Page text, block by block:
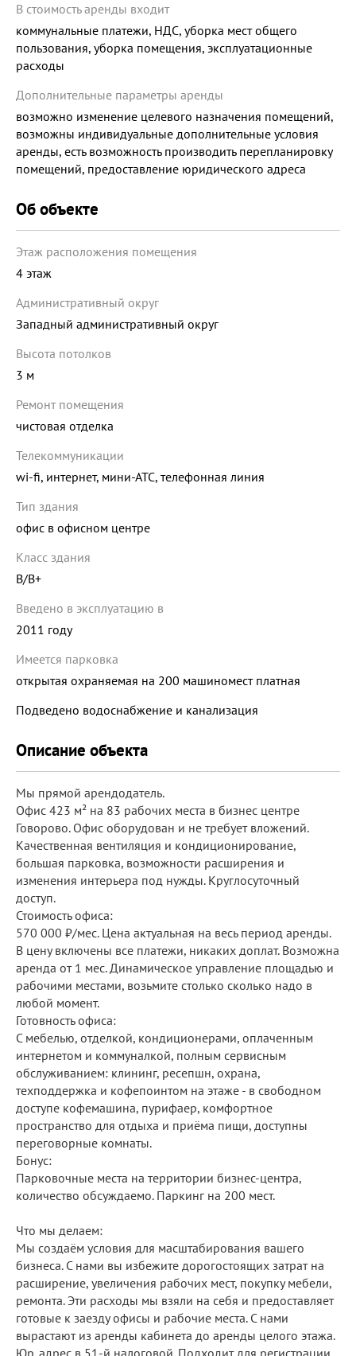
В стоимость аренды входит
коммунальные платежи, НДС, уборка мест общего
пользования, уборка помещения, эксплуатационные
расходы
Дополнительные параметры аренды
возможно изменение целевого назначения помещений,
возможны индивидуальные дополнительные условия
аренды, есть возможность производить перепланировку
помещений, предоставление юридического адреса
Об объекте
Этаж расположения помещения
4 этаж
Административный округ
Западный административный округ
Высота потолков
3 м
Ремонт помещения
чистовая отделка
Телекоммуникации
wi-fi, интернет, мини-АТС, телефонная линия
Тип здания
офис в офисном центре
Класс здания
B/B+
Введено в эксплуатацию в
2011 году
Имеется парковка
открытая охраняемая на 200 машиномест платная
Подведено водоснабжение и канализация
Описание объекта
Мы прямой арендодатель.
Офис 423 м² на 83 рабочих места в бизнес центре
Говорово. Офис оборудован и не требует вложений.
Качественная вентиляция и кондиционирование,
большая парковка, возможности расширения и
изменения интерьера под нужды. Круглосуточный
доступ.
Стоимость офиса:
570 000 ₽/мес. Цена актуальная на весь период аренды.
В цену включены все платежи, никаких доплат. Возможна
аренда от 1 мес. Динамическое управление площадью и
рабочими местами, возьмите столько сколько надо в
любой момент.
Готовность офиса:
С мебелью, отделкой, кондиционерами, оплаченным
интернетом и коммуналкой, полным сервисным
обслуживанием: клининг, ресепшн, охрана,
техподдержка и кофепоинтом на этаже - в свободном
доступе кофемашина, пурифаер, комфортное
пространство для отдыха и приёма пищи, доступны
переговорные комнаты.
Бонус:
Парковочные места на территории бизнес-центра,
количество обсуждаемо. Паркинг на 200 мест.
Что мы делаем:
Мы создаём условия для масштабирования вашего
бизнеса. С нами вы избежите дорогостоящих затрат на
расширение, увеличения рабочих мест, покупку мебели,
ремонта. Эти расходы мы взяли на себя и предоставляет
готовые к заезду офисы и рабочие места. С нами
вырастают из аренды кабинета до аренды целого этажа.